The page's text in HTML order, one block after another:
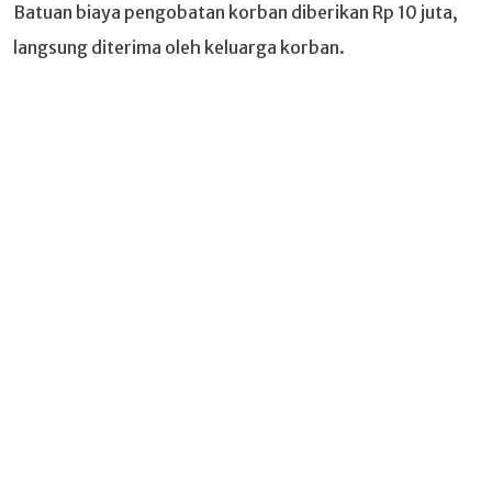
Batuan biaya pengobatan korban diberikan Rp 10 juta,
langsung diterima oleh keluarga korban.